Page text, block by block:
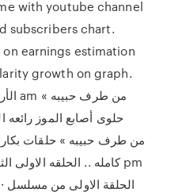
with youtube channel
subscribers chart.
earnings estimation
growth on graph.
حلوى أصابع الموز